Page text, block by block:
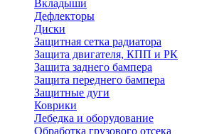
Вкладыши
Дефлекторы
Диски
Защитная сетка радиатора
Защита двигателя, КПП и РК
Защита заднего бампера
Защита переднего бампера
Защитные дуги
Коврики
Лебедка и оборудование
Обработка грузового отсека